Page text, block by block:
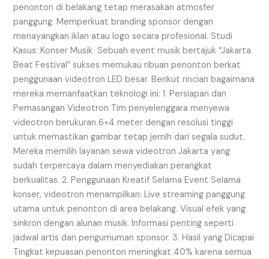
penonton di belakang tetap merasakan atmosfer
panggung. Memperkuat branding sponsor dengan
menayangkan iklan atau logo secara profesional. Studi
Kasus: Konser Musik Sebuah event musik bertajuk “Jakarta
Beat Festival” sukses memukau ribuan penonton berkat
penggunaan videotron LED besar. Berikut rincian bagaimana
mereka memanfaatkan teknologi ini: 1. Persiapan dan
Pemasangan Videotron Tim penyelenggara menyewa
videotron berukuran 6×4 meter dengan resolusi tinggi
untuk memastikan gambar tetap jernih dari segala sudut.
Mereka memilih layanan sewa videotron Jakarta yang
sudah terpercaya dalam menyediakan perangkat
berkualitas. 2. Penggunaan Kreatif Selama Event Selama
konser, videotron menampilkan: Live streaming panggung
utama untuk penonton di area belakang. Visual efek yang
sinkron dengan alunan musik. Informasi penting seperti
jadwal artis dan pengumuman sponsor. 3. Hasil yang Dicapai
Tingkat kepuasan penonton meningkat 40% karena semua